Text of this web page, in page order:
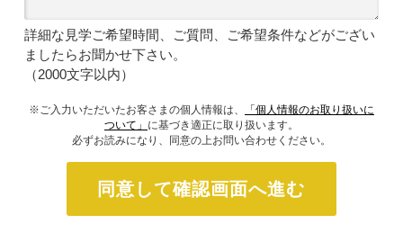
詳細な見学ご希望時間、ご質問、ご希望条件などがござい
ましたらお聞かせ下さい。
（2000文字以内）
※ご入力いただいたお客さまの個人情報は、
「個人情報のお取り扱いに
ついて」 に基づき適正に取り扱います。
必ずお読みになり、同意の上お問い合わせください。
同意して確認画面へ進む